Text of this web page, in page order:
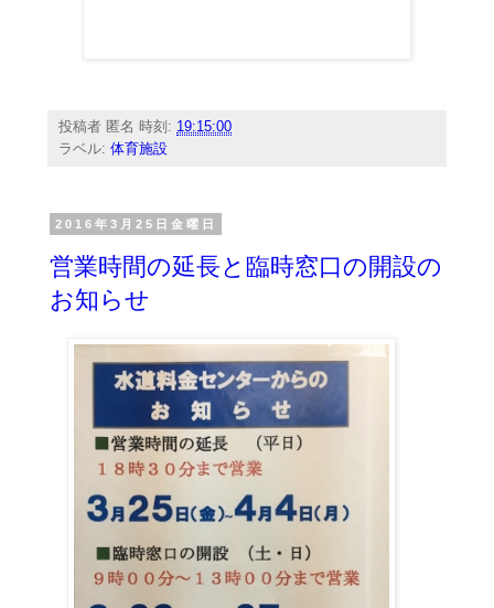
投稿者 匿名 時刻: 19:15:00
ラベル:体育施設
2016年3月25日金曜日
営業時間の延長と臨時窓口の開設の
お知らせ